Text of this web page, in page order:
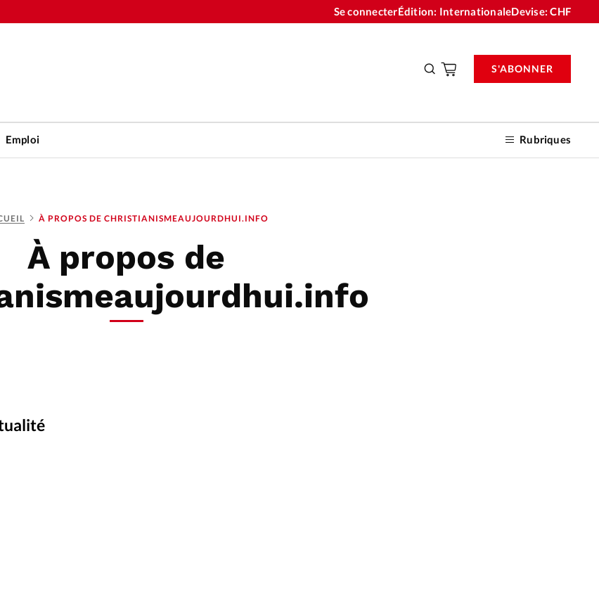
Se connecterÉdition: InternationaleDevise:CHF
Emploi Rubriques
S'ABONNER
À PROPOS DE CHRISTIANISMEAUJOURDHUI.INFO
À propos de